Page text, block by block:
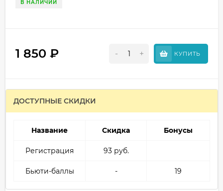
В НАЛИЧИИ
1 850 ₽ - + КУПИТЬ
ДОСТУПНЫЕ СКИДКИ
Название Скидка Бонусы
Регистрация 93 руб.
Бьюти-баллы - 19